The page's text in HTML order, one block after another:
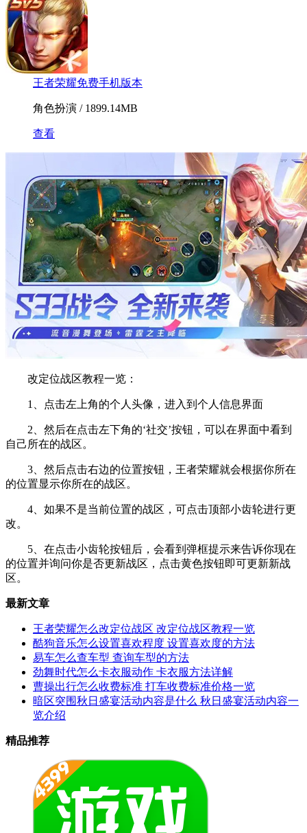
王者荣耀免费手机版本
角色扮演 / 1899.14MB
查看
改定位战区教程一览：
1、点击左上角的个人头像，进入到个人信息界面
2、然后在点击左下角的‘社交’按钮，可以在界面中看到
自己所在的战区。
3、然后点击右边的位置按钮，王者荣耀就会根据你所在
的位置显示你所在的战区。
4、如果不是当前位置的战区，可点击顶部小齿轮进行更
改。
5、在点击小齿轮按钮后，会看到弹框提示来告诉你现在
的位置并询问你是否更新战区，点击黄色按钮即可更新新战
区。
最新文章
王者荣耀怎么改定位战区 改定位战区教程一览
酷狗音乐怎么设置喜欢程度 设置喜欢度的方法
易车怎么查车型 查询车型的方法
劲舞时代怎么卡衣服动作 卡衣服方法详解
曹操出行怎么收费标准 打车收费标准价格一览
暗区突围秋日盛宴活动内容是什么 秋日盛宴活动内容一
览介绍
精品推荐